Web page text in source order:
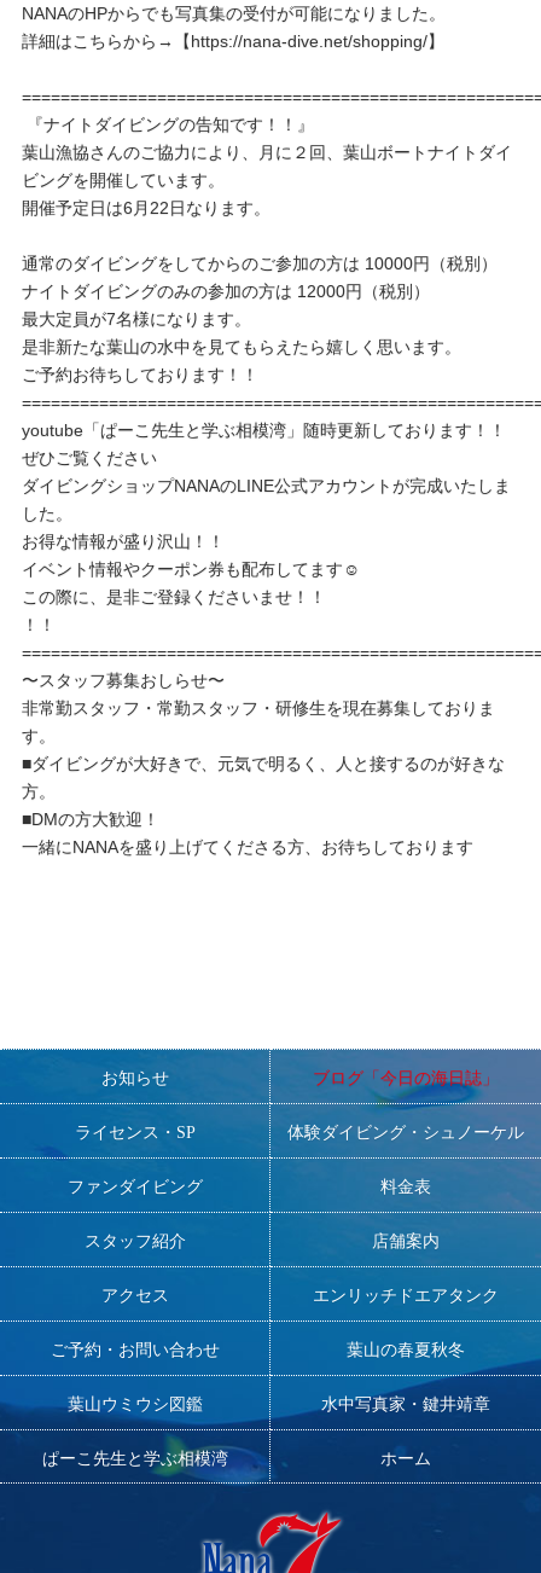
NANAのHPからでも写真集の受付が可能になりました。
詳細はこちらから→【https://nana-dive.net/shopping/】
『ナイトダイビングの告知です！！』
葉山漁協さんのご協力により、月に２回、葉山ボートナイトダイ
ビングを開催しています。
開催予定日は6月22日なります。
通常のダイビングをしてからのご参加の方は 10000円（税別）
ナイトダイビングのみの参加の方は 12000円（税別）
最大定員が7名様になります。
是非新たな葉山の水中を見てもらえたら嬉しく思います。
ご予約お待ちしております！！
youtube「ぱーこ先生と学ぶ相模湾」随時更新しております！！
ぜひご覧ください
ダイビングショップNANAのLINE公式アカウントが完成いたしま
した。
お得な情報が盛り沢山！！
イベント情報やクーポン券も配布してます☺️
この際に、是非ご登録くださいませ！！
！！
〜スタッフ募集おしらせ〜
非常勤スタッフ・常勤スタッフ・研修生を現在募集しておりま
す。
■ダイビングが大好きで、元気で明るく、人と接するのが好きな
方。
■DMの方大歓迎！
一緒にNANAを盛り上げてくださる方、お待ちしております
お知らせ ブログ「今日の海日誌」
ライセンス・SP 体験ダイビング・シュノーケル
ファンダイビング 料金表
スタッフ紹介 店舗案内
アクセス エンリッチドエアタンク
ご予約・お問い合わせ 葉山の春夏秋冬
葉山ウミウシ図鑑 水中写真家・鍵井靖章
ぱーこ先生と学ぶ相模湾 ホーム